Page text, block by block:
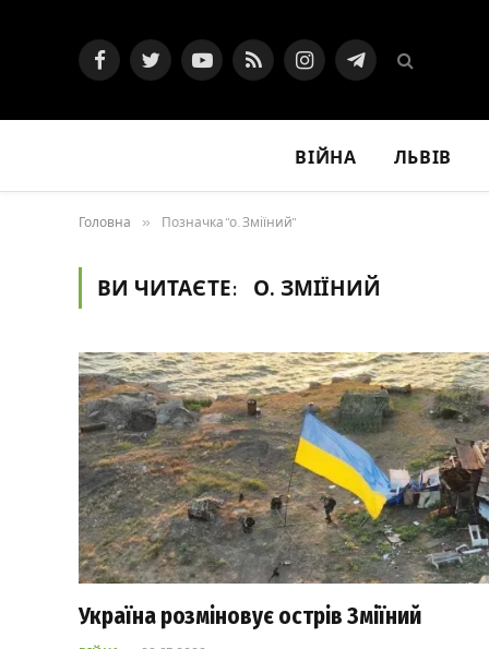
FacebookTwitterYouTubeRSS InstagramTelegram
ВІЙНА ЛЬВІВ
Головна » Позначка "о. Зміїний"
ВИ ЧИТАЄТЕ: О. ЗМІЇНИЙ
Україна розміновує острів Зміїний